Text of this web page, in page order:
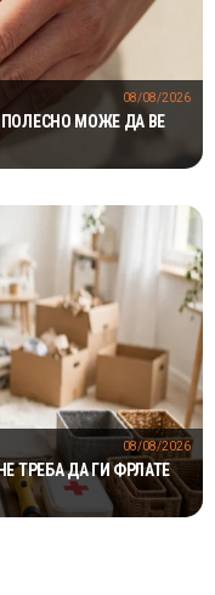
МОЖЕ ДА ВЕ
08/08/2026
ТРЕБА ДА ГИ ФРЛАТЕ
08/08/2026